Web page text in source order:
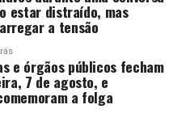
estar distraído, mas
a tensão
e órgãos públicos fecham
7 de agosto, e
a folga